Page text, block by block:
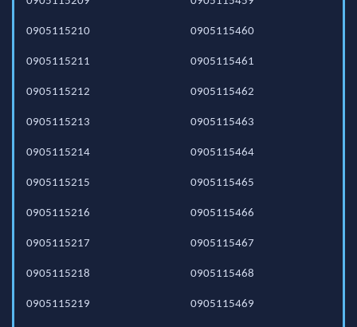
0905115210
0905115211
0905115212
0905115213
0905115214
0905115215
0905115216
0905115217
0905115218
0905115219
0905115460
0905115461
0905115462
0905115463
0905115464
0905115465
0905115466
0905115467
0905115468
0905115469